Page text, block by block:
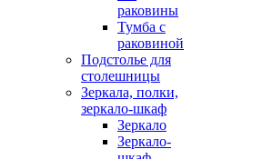
раковины
Тумба с
раковиной
Подстолье для
столешницы
Зеркала, полки,
зеркало-шкаф
Зеркало
Зеркало-